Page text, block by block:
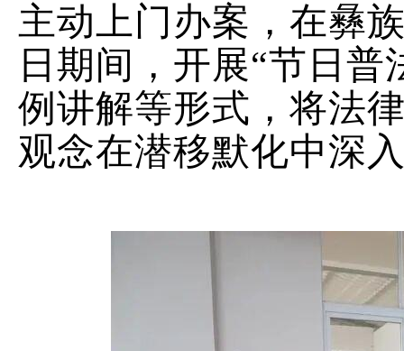
主动上门办案，在彝
日期间，开展“节日普
例讲解等形式，将法
观念在潜移默化中深